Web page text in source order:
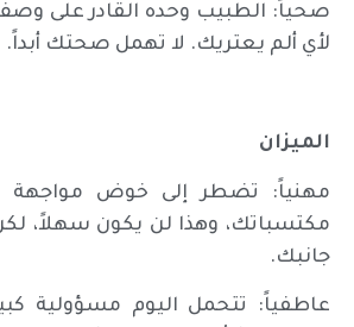
صحياً: الطبيب وحده القادر على
لأي ألم يعتريك. لا تهمل صحتك أبداً.
الميزان
مهنياً: تضطر إلى خوض مواجهة
مكتسباتك، وهذا لن يكون سهلاً،
جانبك.
عاطفياً: تتحمل اليوم مسؤولية